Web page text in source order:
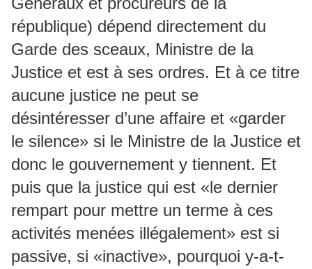
république) dépend directement du
Garde des sceaux, Ministre de la
Justice et est à ses ordres. Et à ce titre
aucune justice ne peut se
désintéresser d’une affaire et «garder
le silence» si le Ministre de la Justice et
donc le gouvernement y tiennent. Et
puis que la justice qui est «le dernier
rempart pour mettre un terme à ces
activités menées illégalement» est si
passive, si «inactive», pourquoi y-a-t-